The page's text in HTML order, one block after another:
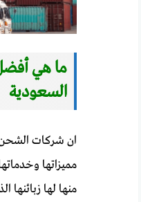
ما هي
السعودية
ان شركات الشحن
مميزاتها
منها لها